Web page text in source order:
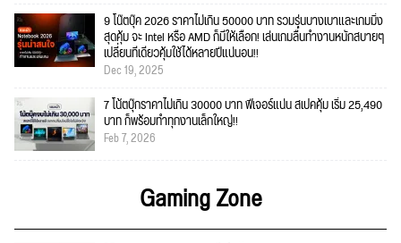
9 โน๊ตบุ๊ค 2026 ราคาไม่เกิน 50000 บาท รวมรุ่นบางเบาและเกมมิ่ง
สุดคุ้ม จะ Intel หรือ AMD ก็มีให้เลือก! เล่นเกมลื่นทำงานหนักสบายๆ
เปลี่ยนทีเดียวคุ้มใช้ได้หลายปีแน่นอน!!
Dec 19, 2025
7 โน้ตบุ๊กราคาไม่เกิน 30000 บาท ฟีเจอร์แน่น สเปคคุ้ม เริ่ม 25,490
บาท ก็พร้อมทำทุกงานเล็กใหญ่!!
Feb 7, 2026
Gaming Zone